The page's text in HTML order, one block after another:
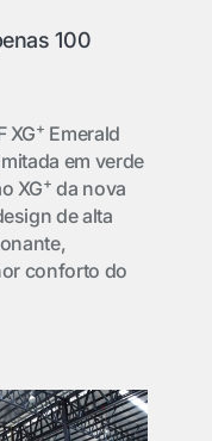
100
XG+ Emerald
em verde
XG+ da nova
de alta
conforto do